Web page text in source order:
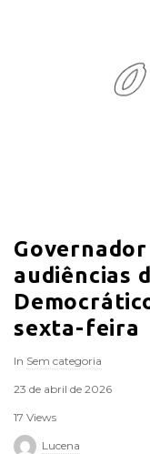
F
q
u
e
audiências
sexta-feira
In Sem categoria
23 de abril de 2026
17 Views
Lucena